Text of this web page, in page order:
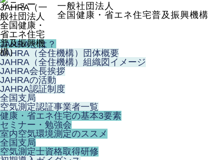
一般社団法人
全国健康・省エネ住宅普及振興機構
メニュー
JAHRAとは？
JAHRA（全住機構）団体概要
JAHRA（全住機構）組織図イメージ
JAHRA会長挨拶
JAHRAの活動
JAHRA認証制度
全国支局
空気測定認証事業者一覧
健康・省エネ住宅の基本3要素
セミナー・勉強会
室内空気環境測定のススメ
全国支局
空気測定士資格取得研修